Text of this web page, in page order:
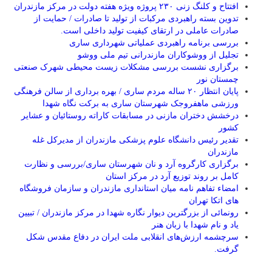
افتتاح و کلنگ زنی ۲۳۰ پروژه ویژه هفته دولت در مرکز مازندران
تدوین بسته راهبردی مرکبات از تولید تا صادرات / حمایت از
صادرات عاملی در ارتقای کیفیت تولید داخلی است.
بررسی برنامه راهبردی عملیاتی شهرداری ساری
تجلیل از ووشوکاران مازندرانی تیم ملی ووشو
برگزاری نشست بررسی مشکلات زیست محیطی شهرک صنعتی
چمستان نور
پایان انتظار ۲۰ ساله مردم ساری / بهره برداری از سالن فرهنگی
ورزشی ماهفروجک شهرستان ساری به برکت نگاه شهدا
درخشش دختران مازنی در مسابقات کاراته روستائیان و عشایر
کشور
تقدیر رئیس دانشگاه علوم پزشکی مازندران از مدیرکل غله
مازندران
برگزاری کارگروه آرد و نان شهرستان ساری/بررسی و نظارت
کامل بر روند توزیع آرد در مرکز استان
امضاء تفاهم نامه میان استانداری مازندران و سازمان فروشگاه
های اتکا تهران
رونمائی از بزرگترین دیوار نگاره شهدا در مرکز مازندران / تبیین
یاد و نام شهدا با زبان هنر
سرچشمه ارزش‌های انقلابی ملت ایران در دفاع مقدس شکل
گرفت.